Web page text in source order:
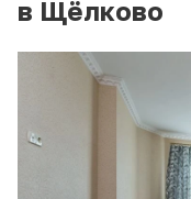
в Щёлково